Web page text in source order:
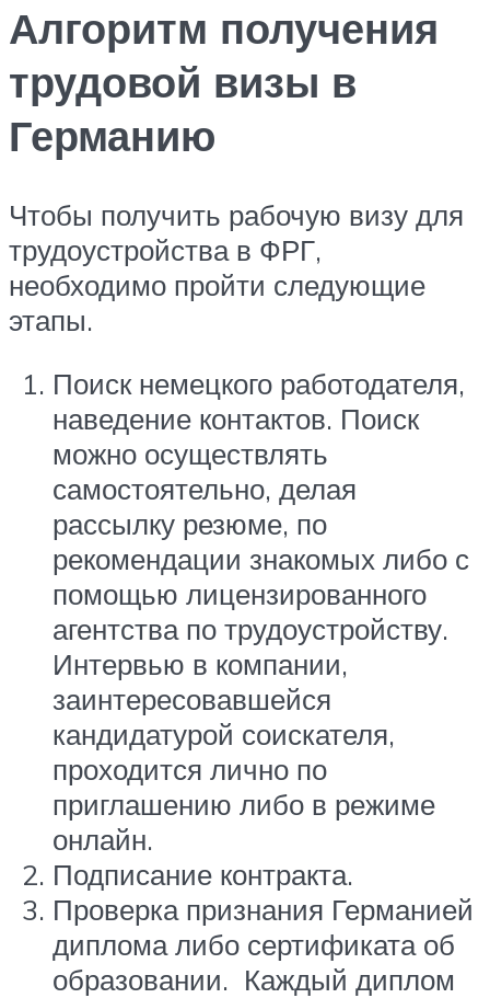
Алгоритм получения
трудовой визы в
Германию
Чтобы получить рабочую визу для
трудоустройства в ФРГ,
необходимо пройти следующие
этапы.
Поиск немецкого работодателя,
наведение контактов. Поиск
можно осуществлять
самостоятельно, делая
рассылку резюме, по
рекомендации знакомых либо с
помощью лицензированного
агентства по трудоустройству.
Интервью в компании,
заинтересовавшейся
кандидатурой соискателя,
проходится лично по
приглашению либо в режиме
онлайн.
Подписание контракта.
Проверка признания Германией
диплома либо сертификата об
образовании. Каждый диплом